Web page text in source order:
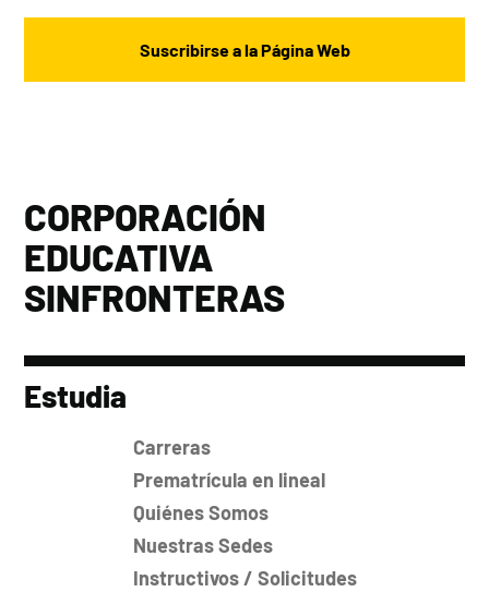
CORPORACIÓN
EDUCATIVA
SINFRONTERAS
Estudia
Carreras
Prematrícula en lineal
Quiénes Somos
Nuestras Sedes
Instructivos / Solicitudes